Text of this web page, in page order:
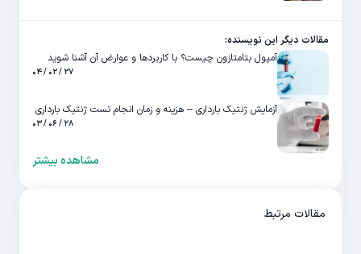
مقالات دیگر این نویسنده:
آمپول بتامتازون چیست؟ با کاربردها و عوارض آن آشنا شوید
۲۷ / ۰۲ / ۰۴
آزمایش ژنتیک بارداری – هزینه و زمان انجام تست ژنتیک بارداری
۲۸ / ۰۶ / ۰۳
مشاهده بیشتر
مقالات مرتبط